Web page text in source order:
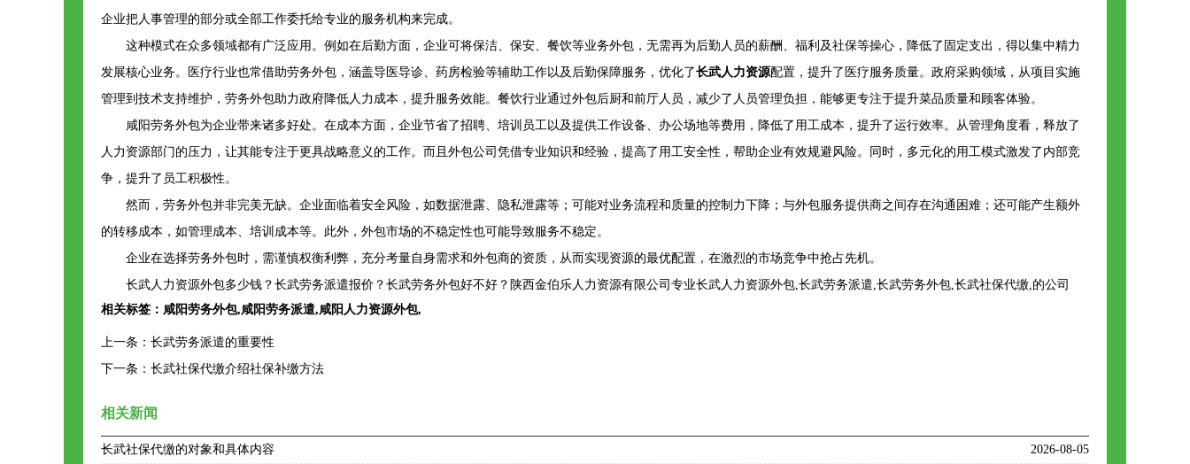
企业把人事管理的部分或全部工作委托给专业的服务机构来完成。​
这种模式在众多领域都有广泛应用。例如在后勤方面，企业可将保洁、保安、餐饮等业务外包，无需再为后勤人员的薪酬、福利及社保等操心，降低了固定支出，得以集中精力
发展核心业务。医疗行业也常借助劳务外包，涵盖导医导诊、药房检验等辅助工作以及后勤保障服务，优化了长武人力资源配置，提升了医疗服务质量。政府采购领域，从项目实施
管理到技术支持维护，劳务外包助力政府降低人力成本，提升服务效能。餐饮行业通过外包后厨和前厅人员，减少了人员管理负担，能够更专注于提升菜品质量和顾客体验。​
咸阳劳务外包为企业带来诸多好处。在成本方面，企业节省了招聘、培训员工以及提供工作设备、办公场地等费用，降低了用工成本，提升了运行效率。从管理角度看，释放了
人力资源部门的压力，让其能专注于更具战略意义的工作。而且外包公司凭借专业知识和经验，提高了用工安全性，帮助企业有效规避风险。同时，多元化的用工模式激发了内部竞
争，提升了员工积极性。​
然而，劳务外包并非完美无缺。企业面临着安全风险，如数据泄露、隐私泄露等；可能对业务流程和质量的控制力下降；与外包服务提供商之间存在沟通困难；还可能产生额外
的转移成本，如管理成本、培训成本等。此外，外包市场的不稳定性也可能导致服务不稳定。​
企业在选择劳务外包时，需谨慎权衡利弊，充分考量自身需求和外包商的资质，从而实现资源的最优配置，在激烈的市场竞争中抢占先机。
长武人力资源外包多少钱？长武劳务派遣报价？长武劳务外包好不好？陕西金伯乐人力资源有限公司专业长武人力资源外包,长武劳务派遣,长武劳务外包,长武社保代缴,的公司
相关标签： 咸阳劳务外包,咸阳劳务派遣,咸阳人力资源外包,
上一条： 长武劳务派遣的重要性
下一条： 长武社保代缴介绍社保补缴方法
相关新闻
长武社保代缴的对象和具体内容 2026-08-05